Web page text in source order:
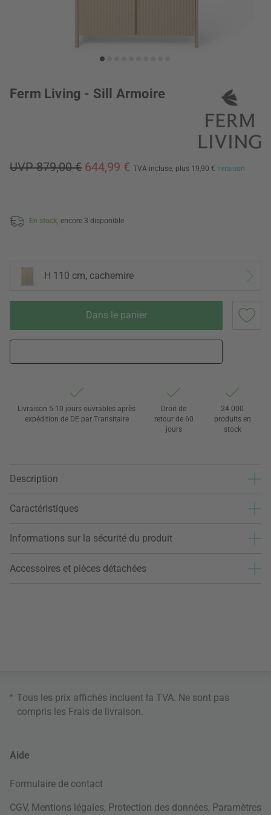
Ferm Living - Sill Armoire
UVP 879,00 € 644,99 € TVA incluse, plus 19,90 € livraison
En stock, encore 3 disponible
H 110 cm, cachemire
Dans le panier
Livraison 5-10 jours ouvrables après
expédition de DE par Transitaire
Droit de
retour de 60
jours
24 000
produits en
stock
Description
Caractéristiques
Informations sur la sécurité du produit
Accessoires et pièces détachées
* Tous les prix affichés incluent la TVA. Ne sont pas
compris les Frais de livraison
Aide
Formulaire de contact
CGV, Mentions légales, Protection des données, Paramètres